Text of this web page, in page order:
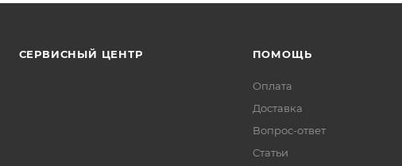
СЕРВИСНЫЙ ЦЕНТР ПОМОЩЬ
Оплата
Доставка
Вопрос-ответ
Статьи